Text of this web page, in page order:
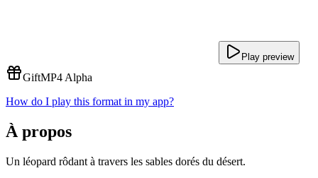
Play preview
GiftMP4 Alpha
How do I play this format in my app?
À propos
Un léopard rôdant à travers les sables dorés du désert.